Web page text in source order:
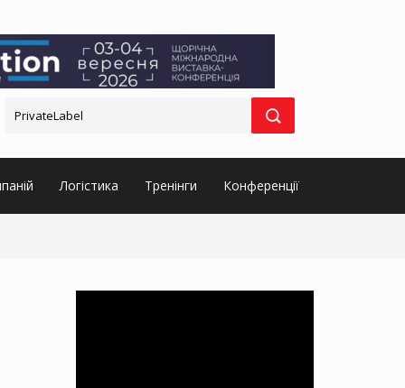
Логістика Тренінги Конференції